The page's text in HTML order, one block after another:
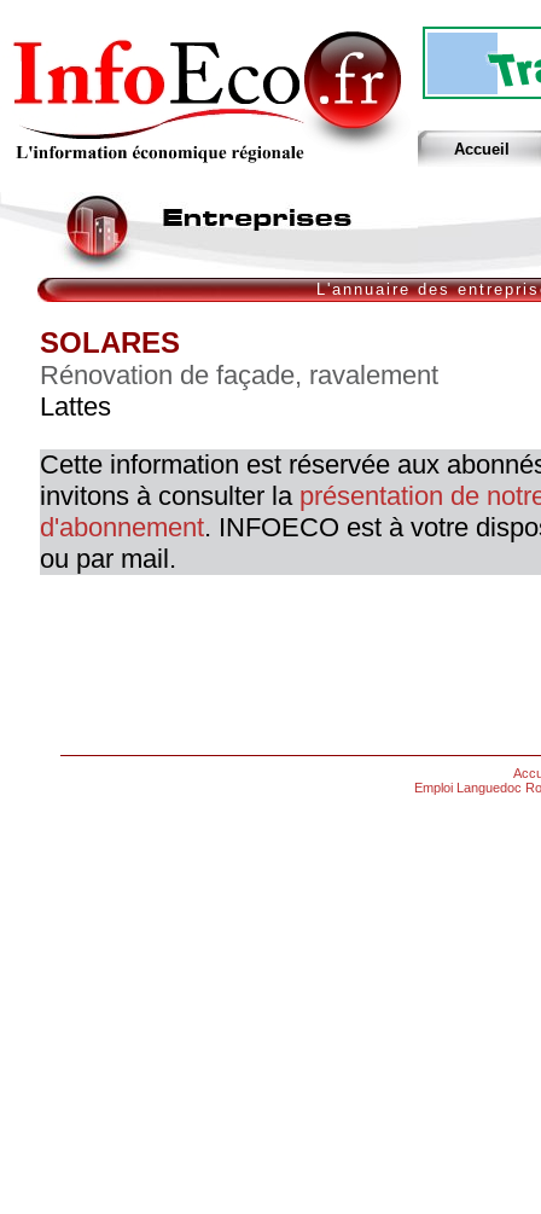
Accueil
L'annuaire des
SOLARES
Rénovation de façade, ravalement
Lattes
Cette information est réservée aux
invitons à consulter la présentation de
d'abonnement. INFOECO est à votre
ou par mail.
Emploi Languedoc